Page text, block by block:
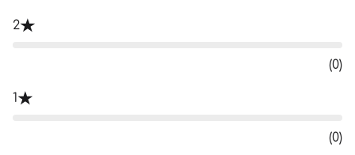
2
(0)
1
(0)